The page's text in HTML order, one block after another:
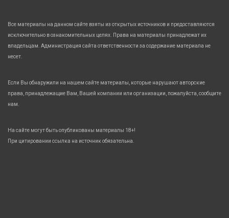
Все материалы на данном сайте взяты из открытых источников и предоставляются
исключительно в ознакомительных целях. Права на материалы принадлежат их
владельцам. Администрация сайта ответственности за содержание материала не
несет.
Если Вы обнаружили на нашем сайте материалы, которые нарушают авторские
права, принадлежащие Вам, Вашей компании или организации, пожалуйста, сообщите
нам.
На сайте могут быть опубликованы материалы 18+!
При цитировании ссылка на источник обязательна.